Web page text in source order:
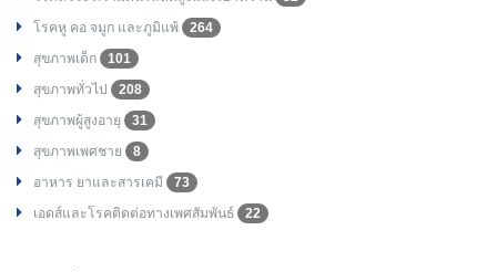
โรคหู คอ จมูก และภูมิแพ้
264
สุขภาพเด็ก
101
สุขภาพทั่วไป
208
สุขภาพผู้สูงอายุ
31
สุขภาพเพศชาย
8
อาหาร ยาและสารเคมี
73
เอดส์และโรคติดต่อทางเพศสัมพันธ์
22